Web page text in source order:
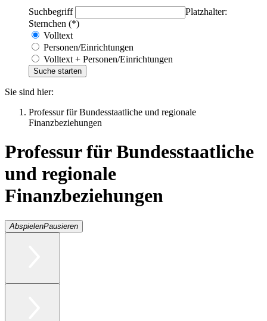
Suchbegriff
Platzhalter:
Sternchen (*)
Volltext
Personen/Einrichtungen
Volltext + Personen/Einrichtungen
Sie sind hier:
Professur für Bundesstaatliche und regionale
Finanzbeziehungen
Professur für Bundesstaatliche
und regionale
Finanzbeziehungen
AbspielenPausieren